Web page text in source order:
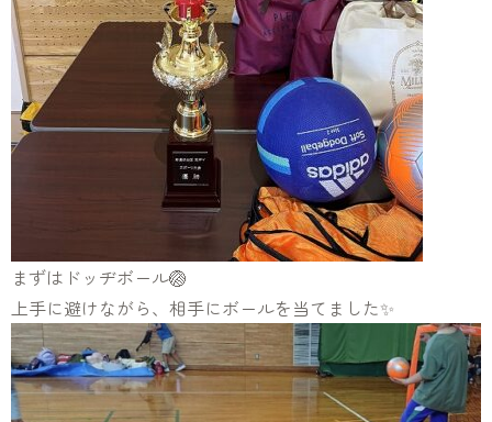
まずはドッヂボール🏐
上手に避けながら、相手にボールを当てました✨